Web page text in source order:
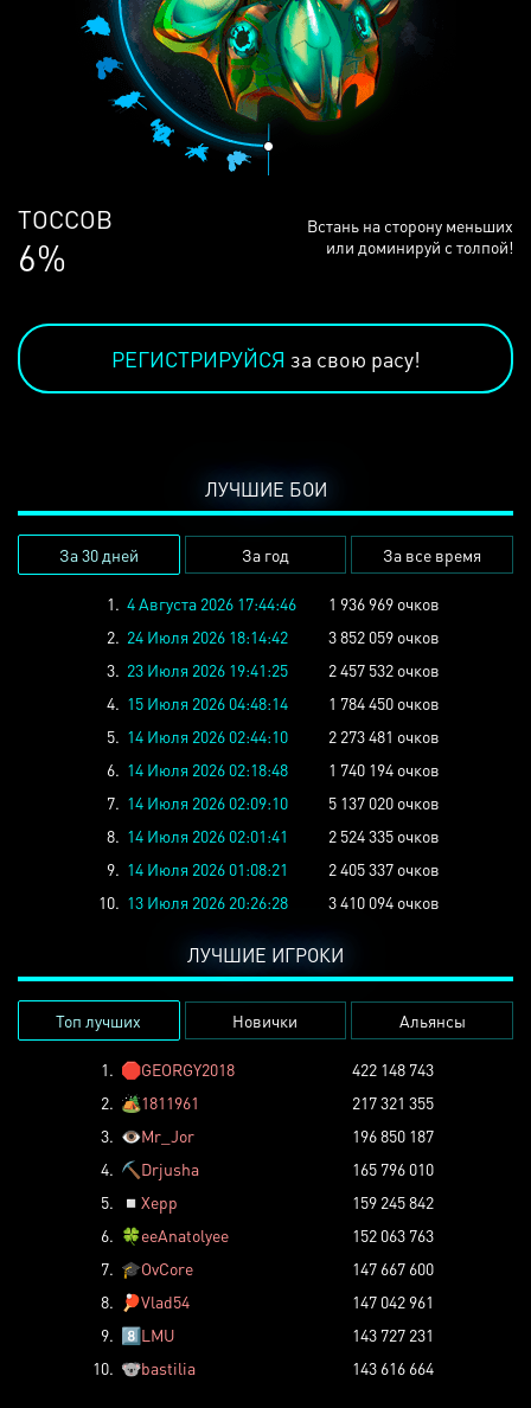
ЛЮДЕЙ
68%
Встань на сторону меньших
или доминируй с толпой!
РЕГИСТРИРУЙСЯ за свою расу!
ЛУЧШИЕ БОИ
За 30 дней За год За все время
1. 4 Августа 2026 17:44:46
1 936 969 очков
2. 24 Июля 2026 18:14:42
3 852 059 очков
3. 23 Июля 2026 19:41:25
2 457 532 очков
4. 15 Июля 2026 04:48:14
1 784 450 очков
5. 14 Июля 2026 02:44:10
2 273 481 очков
6. 14 Июля 2026 02:18:48
1 740 194 очков
7. 14 Июля 2026 02:09:10
5 137 020 очков
8. 14 Июля 2026 02:01:41
2 524 335 очков
9. 14 Июля 2026 01:08:21
2 405 337 очков
10. 13 Июля 2026 20:26:28 3 410 094 очков
ЛУЧШИЕ ИГРОКИ
Топ лучших Новички Альянсы
1. 🛑GEORGY2018
422 148 743
2. 🏕️1811961
217 321 355
3. 👁️Mr_Jor
196 850 187
4. ⛏️ Drjusha
165 796 010
5.
◽ Xepp
159 245 842
6. 🍀eeAnatolyee
152 063 763
7. 🎓OvCore
147 667 600
8.
🏓Vlad54
147 042 961
9. 8️⃣LMU
143 727 231
10. 🐨bastilia 143 616 664